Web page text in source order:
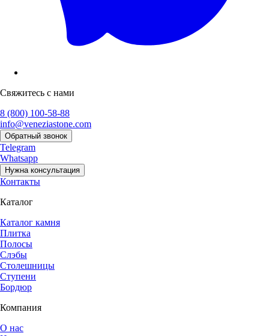
Свяжитесь с нами
8 (800) 100-58-88
info@veneziastone.com
Обратный звонок
Telegram
Whatsapp
Нужна консультация
Контакты
Каталог
Каталог камня
Плитка
Полосы
Слэбы
Столешницы
Ступени
Бордюр
Компания
О нас